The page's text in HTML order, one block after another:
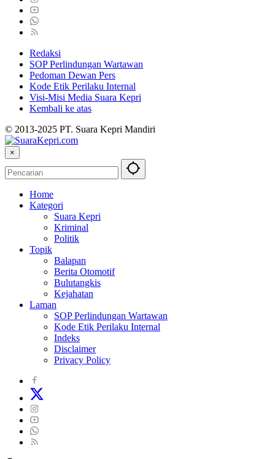
Redaksi
SOP Perlindungan Wartawan
Pedoman Dewan Pers
Kode Etik Perilaku Internal
Visi-Misi Media Suara Kepri
Kembali ke atas
© 2013-2025 PT. Suara Kepri Mandiri
×
Home
Kategori
Suara Kepri
Kriminal
Politik
Topik
Balapan
Berita Otomotif
Bulutangkis
Kejahatan
Laman
SOP Perlindungan Wartawan
Kode Etik Perilaku Internal
Indeks
Disclaimer
Privacy Policy